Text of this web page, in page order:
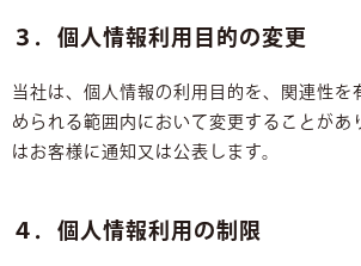
３．個人情報利用目的の変更
当社は、個人情報の利用目的を、関連性を
められる範囲内において変更することがあ
はお客様に通知又は公表します。
４．個人情報利用の制限